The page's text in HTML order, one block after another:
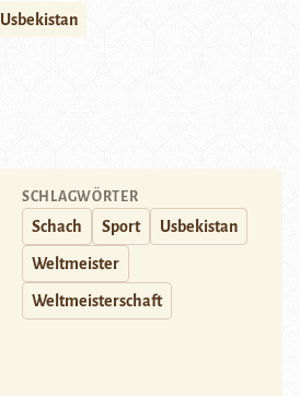
Usbekistan
SCHLAGWÖRTER
Schach Sport Usbekistan
Weltmeister
Weltmeisterschaft